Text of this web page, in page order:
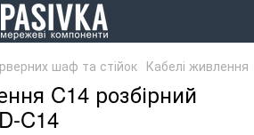
шаф та стійок Кабелі живлення
C14 розбірний
C14